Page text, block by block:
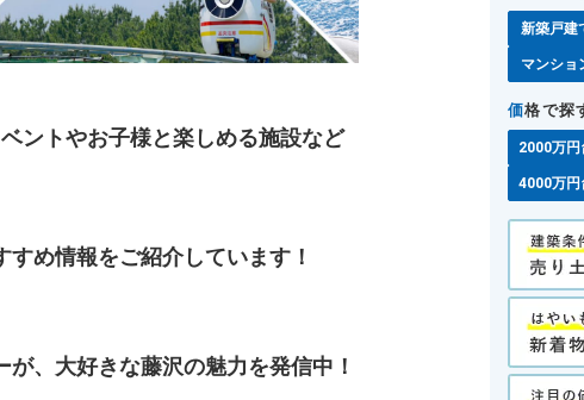
ントやお子様と楽しめる施設など
め情報をご紹介しています！
、大好きな藤沢の魅力を発信中！
新築戸建
マンショ
価格で探
2000万円
4000万円